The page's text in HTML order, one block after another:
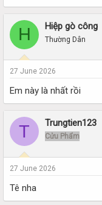
H Hiệp gò công
Thường Dân
27 June 2026
Em này là nhất rồi
T Trungtien123
Cửu Phẩm
27 June 2026
Tê nha